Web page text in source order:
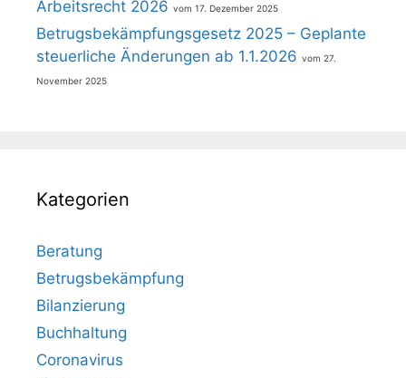
Arbeitsrecht 2026 17. Dezember 2025
Betrugsbekämpfungsgesetz 2025 – Geplante
steuerliche Änderungen ab 1.1.2026
27.
November 2025
Kategorien
Beratung
Betrugsbekämpfung
Bilanzierung
Buchhaltung
Coronavirus